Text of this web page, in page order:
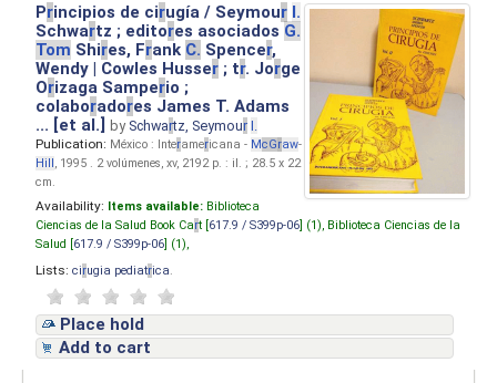
Principios de cirugía / Seymour I.
Schwartz ; editores asociados G.
Tom Shires, Frank C. Spencer,
Wendy | Cowles Husser ; tr. Jorge
Orizaga Samperio ;
colaboradores James T. Adams
... [et al.]by Schwartz, Seymour I.
Publication: México : Interamericana - McGraw-
Hill, 1995 . 2 volúmenes, xv, 2192 p. : il. ; 28.5 x 22
cm.
Availability: Items available: Biblioteca
Ciencias de la Salud Book Cart [ 617.9 / S399p-06 ] (1), Biblioteca Ciencias de la
Salud [ 617.9 / S399p-06 ] (1),
Lists: cirugia pediatrica
Place hold
Add to cart